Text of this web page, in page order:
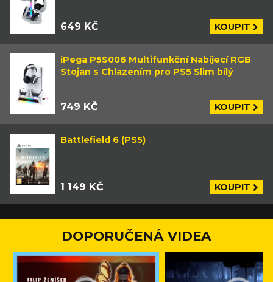
649 KČ KOUPIT
iPega P5S006 Multifunkční Nabíjecí RGB
Stojan s Chlazením pro PS5 Slim bílý
749 KČ KOUPIT
Battlefield 6 (PS5)
1 149 KČ KOUPIT
DOPORUČENÁ VIDEA